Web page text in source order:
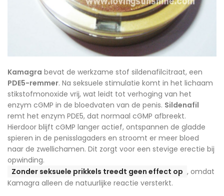
Kamagra bevat de werkzame stof sildenafilcitraat, een
PDE5-remmer. Na seksuele stimulatie komt in het lichaam
stikstofmonoxide vrij, wat leidt tot verhoging van het
enzym cGMP in de bloedvaten van de penis. Sildenafil
remt het enzym PDE5, dat normaal cGMP afbreekt.
Hierdoor blijft cGMP langer actief, ontspannen de gladde
spieren in de penisslagaders en stroomt er meer bloed
naar de zwellichamen. Dit zorgt voor een stevige erectie bij
opwinding.
Zonder seksuele prikkels treedt geen effect op , omdat
Kamagra alleen de natuurlijke reactie versterkt.